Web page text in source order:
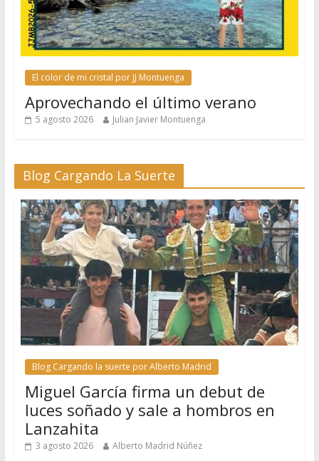
El color de mi cristal por JJ Montuenga
Aprovechando el último verano
5 agosto 2026 Julian Javier Montuenga
Blog Cargando La Suerte
Blog Cargando la suerte por Alberto Madrid
Miguel García firma un debut de
luces soñado y sale a hombros en
Lanzahita
3 agosto 2026 Alberto Madrid Núñez